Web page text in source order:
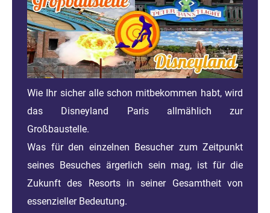
Wie Ihr sicher alle schon mitbekommen habt, wird
das Disneyland Paris allmählich zur
Großbaustelle.
Was für den einzelnen Besucher zum Zeitpunkt
seines Besuches ärgerlich sein mag, ist für die
Zukunft des Resorts in seiner Gesamtheit von
essenzieller Bedeutung.